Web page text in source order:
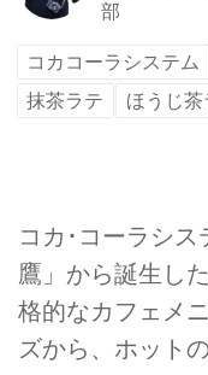
部
コカコーラシステム
抹茶ラテ
ほうじ茶
コカ･コーラシ
鷹」から誕生し
格的なカフェメ
ズから、ホット